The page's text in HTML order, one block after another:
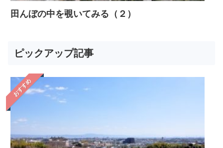
田んぼの中を覗いてみる（２）
ピックアップ記事
おすすめ